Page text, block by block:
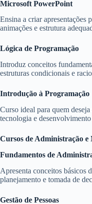
Microsoft PowerPoint
Ensina a criar apresentações
animações e estrutura
Lógica de Programação
Introduz conceitos
estruturas condicionais e
Introdução à Programação
Curso ideal para quem
tecnologia e
Cursos de Administração e
Fundamentos de
Apresenta conceitos básicos
planejamento e tomada de
Gestão de Pessoas